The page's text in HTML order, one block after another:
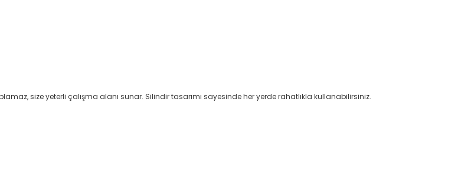
size yeterli çalışma alanı sunar. Silindir tasarımı sayesinde her yerde rahatlıkla kullanabilirsiniz.